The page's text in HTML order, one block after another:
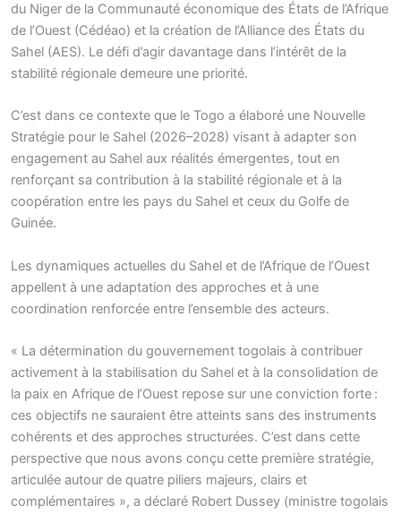
du Niger de la Communauté économique des États de l’Afrique
de l’Ouest (Cédéao) et la création de l’Alliance des États du
Sahel (AES). Le défi d’agir davantage dans l’intérêt de la
stabilité régionale demeure une priorité.
C’est dans ce contexte que le Togo a élaboré une Nouvelle
Stratégie pour le Sahel (2026–2028) visant à adapter son
engagement au Sahel aux réalités émergentes, tout en
renforçant sa contribution à la stabilité régionale et à la
coopération entre les pays du Sahel et ceux du Golfe de
Guinée.
Les dynamiques actuelles du Sahel et de l’Afrique de l’Ouest
appellent à une adaptation des approches et à une
coordination renforcée entre l’ensemble des acteurs.
« La détermination du gouvernement togolais à contribuer
activement à la stabilisation du Sahel et à la consolidation de
la paix en Afrique de l’Ouest repose sur une conviction forte :
ces objectifs ne sauraient être atteints sans des instruments
cohérents et des approches structurées. C’est dans cette
perspective que nous avons conçu cette première stratégie,
articulée autour de quatre piliers majeurs, clairs et
complémentaires », a déclaré Robert Dussey (ministre togolais